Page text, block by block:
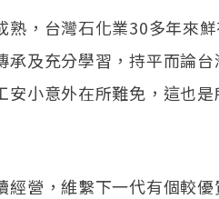
熟，台灣石化業30多年來
承及充分學習，持平而論
安小意外在所難免，這也
營，維繫下一代有個較優